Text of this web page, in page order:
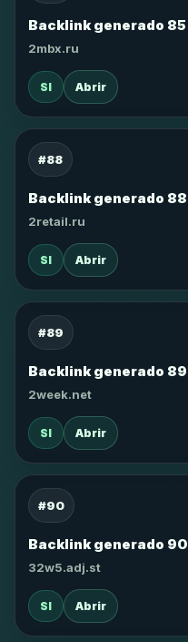
Backlink generado 85
2mbx.ru
SI Abrir
#88
Backlink generado 88
2retail.ru
SI Abrir
#89
Backlink generado 89
2week.net
SI Abrir
#90
Backlink generado 90
32w5.adj.st
SI Abrir